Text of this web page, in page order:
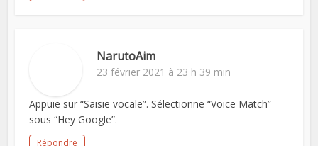
NarutoAim
23 février 2021 à 23 h 39 min
Appuie sur “Saisie vocale”. Sélectionne “Voice Match”
sous “Hey Google”.
Répondre